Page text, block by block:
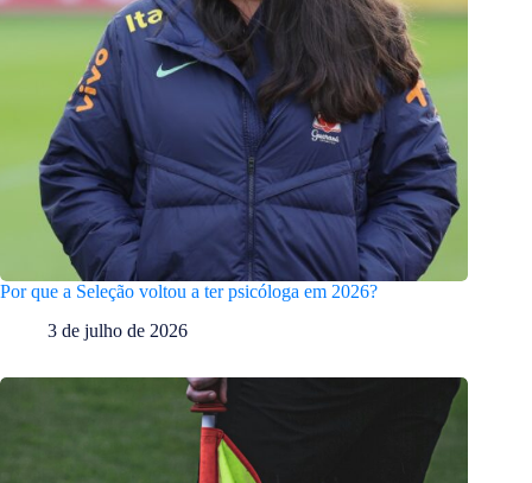
Por que a Seleção voltou a ter psicóloga em 2026?
3 de julho de 2026